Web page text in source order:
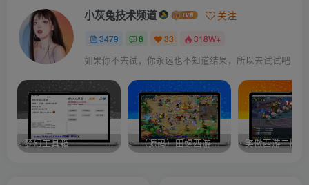
小灰兔技术频道 关注
3479 8 33 318W+
如果你不去试，你永远也不知道结果，所以去试试吧
梦幻工具箱————-免费 –（源码）田螺西游9.0 假人摆摊18门派飞升渡劫化圣助战最新BB谛听…. 笑傲西游二版-